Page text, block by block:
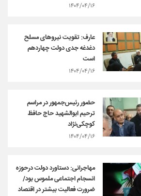
۱۴۰۴/۰۴/۱۶
عارف: تقویت نیروهای مسلح
دغدغه جدی دولت چهاردهم
است
۱۴۰۴/۰۴/۱۶
حضور رئیس‌جمهور در مراسم
ترحیم ابوالشهید حاج حافظ
کوچکی‌نژاد
۱۴۰۴/۰۴/۱۶
مهاجرانی: دستاورد دولت درحوزه
انسجام اجتماعی ملموس بود/
ضرورت فعالیت بیشتر در اقتصاد